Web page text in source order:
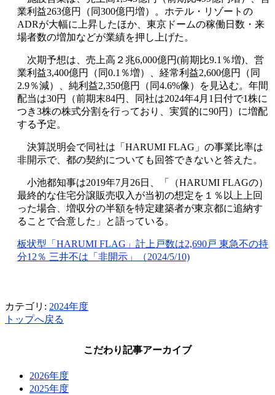
業利益263億円（同300億円増）。ホテル・リゾートの
ADRが大幅に上昇したほか、東京ドームの稼働日数・来
場者数の増加などが業績を押し上げた。
次期予想は、売上高２兆6,000億円(前期比9.1％増)、営
業利益3,400億円（同0.1％増）、経常利益2,600億円（同
2.9％減）、純利益2,350億円（同4.6%像）を見込む。年間
配当は30円（前期末84円、同社は2024年4月1日付で1株に
つき3株の株式分割を行っており、実質的に90円）に増配
する予定。
決算説明会で同社は「 HARUMI FLAG 」の事業比率は
非開示で、都の契約についても回答できないと答えた。
小池都知事は2019年7月26日、「（HARUMI FLAGの）
最終的な住宅分譲販売収入が当初の想定を１％以上上回
った場合、増収分の半額を特定建築者が東京都に追納す
ることで合意した」と語っている。
板状型「HARUMI FLAG」計上戸数は2,690戸 東急不の持
分12％ 三井不は 「非開示」 （2024/5/10)
カテゴリ: 2024年度
トップへ戻る
こだわり記事アーカイブ
2026年度
2025年度